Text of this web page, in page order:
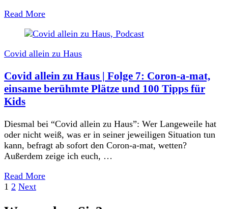
Read More
Covid allein zu Haus
Covid allein zu Haus | Folge 7: Coron-a-mat,
einsame berühmte Plätze und 100 Tipps für
Kids
Diesmal bei “Covid allein zu Haus”: Wer Langeweile hat
oder nicht weiß, was er in seiner jeweiligen Situation tun
kann, befragt ab sofort den Coron-a-mat, wetten?
Außerdem zeige ich euch, …
Read More
Seitennummerierung
der
Page
1 Page
2 Next